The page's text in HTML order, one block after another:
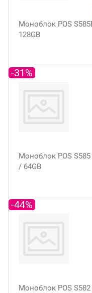
Моноблок POS
128GB
Моноблок POS
/ 64GB
-31%
Моноблок POS
-44%